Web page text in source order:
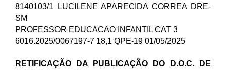
8140103/1 LUCILENE APARECIDA CORREA DRE-
SM
PROFESSOR EDUCACAO INFANTIL CAT 3
6016.2025/0067197-7 18,1 QPE-19 01/05/2025
RETIFICAÇÃO DA PUBLICAÇÃO DO D.O.C. DE